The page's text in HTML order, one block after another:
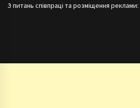
З питань співпраці та розміщення реклами: